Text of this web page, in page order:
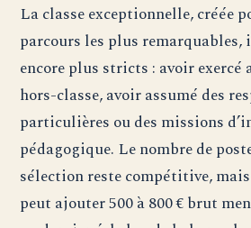
La classe exceptionnelle, créée
parcours les plus remarquables,
encore plus stricts : avoir exercé
hors-classe, avoir assumé des
particulières ou des missions
pédagogique. Le nombre de
sélection reste compétitive,
peut ajouter 500 à 800 € brut